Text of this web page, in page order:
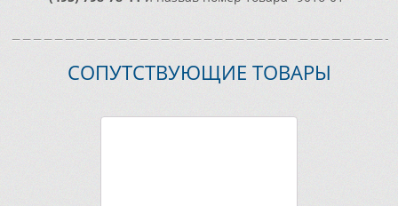
СОПУТСТВУЮЩИЕ ТОВАРЫ